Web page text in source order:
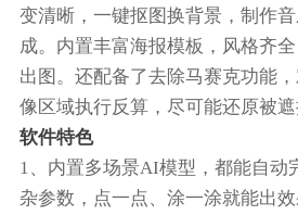
变清晰，一键抠图换背景，制作
成。内置丰富海报模板，风格齐
出图。还配备了去除马赛克功能
像区域执行反算，尽可能还原被遮
软件特色
1、内置多场景AI模型，都能自动
杂参数，点一点、涂一涂就能出效